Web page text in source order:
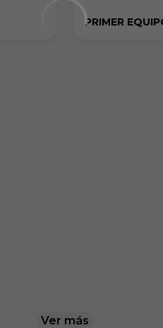
PRIMER
Ver más